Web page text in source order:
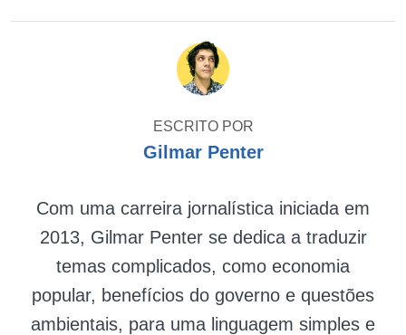
ESCRITO POR
Gilmar Penter
Com uma carreira jornalística iniciada em
2013, Gilmar Penter se dedica a traduzir
temas complicados, como economia
popular, benefícios do governo e questões
ambientais, para uma linguagem simples e